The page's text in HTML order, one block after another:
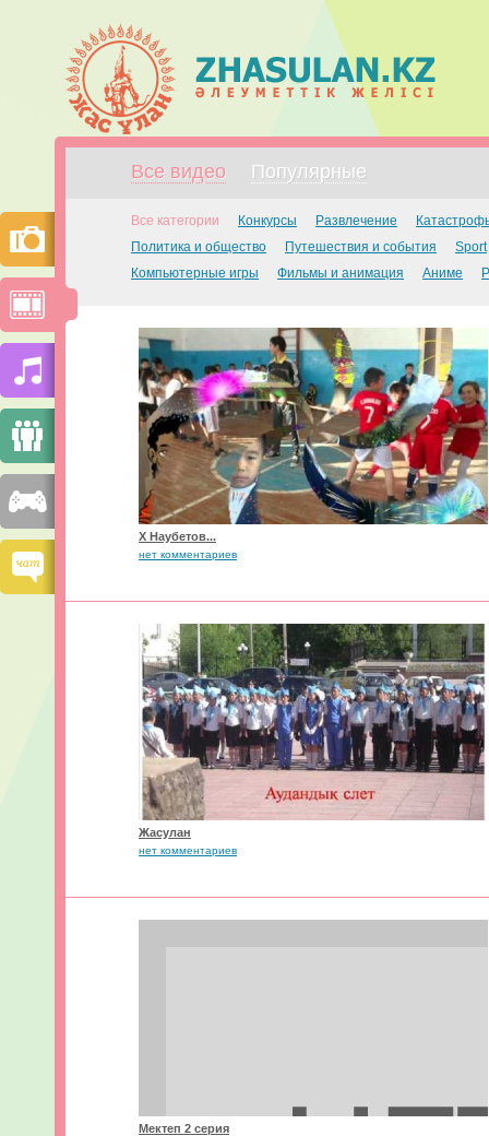
Все видео Популярные
Все категории Конкурсы Развлечение
Политика и общество
Путешествия и события
Sport
Компьютерные игры
Фильмы и анимация Аниме
Х Наубетов...
нет комментариев
Жасулан
нет комментариев
Мектеп 2 серия